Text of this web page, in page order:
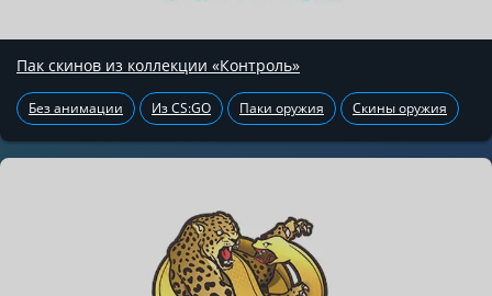
Пак скинов из коллекции «Контроль»
Без анимации Из CS:GO Паки оружия Скины оружия